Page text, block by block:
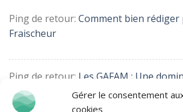
Gérer le consentement
cookies
Ping de retour: Comment bien rédiger
Fraischeur
Ping de retour: Les GAFAM : Une
en question face aux alternatives
Fraischeur